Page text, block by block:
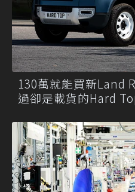
130萬就能買新Land
過卻是載貨的Hard